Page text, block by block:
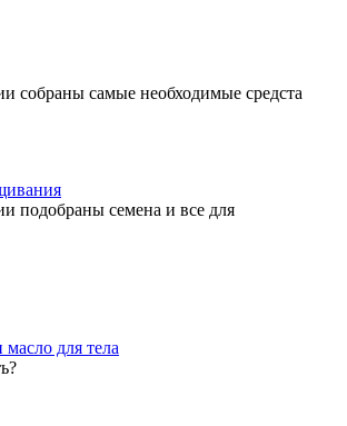
собраны самые необходимые средста
подобраны семена и все для
для тела